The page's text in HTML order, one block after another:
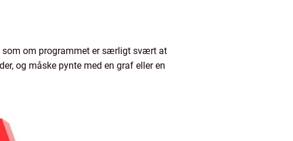
som om programmet er særligt svært at
og måske pynte med en graf eller en